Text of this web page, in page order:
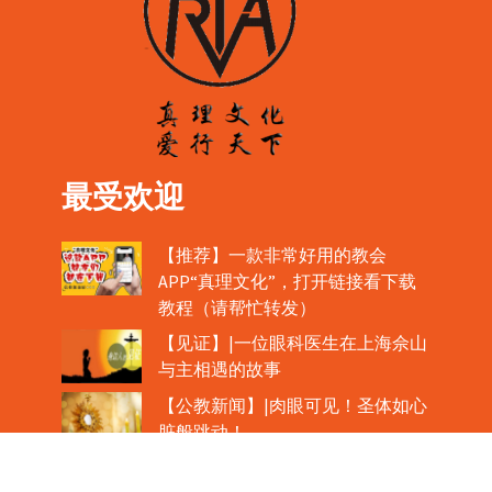
最受欢迎
【推荐】一款非常好用的教会
APP“真理文化”，打开链接看下载
教程（请帮忙转发）
【见证】|一位眼科医生在上海佘山
与主相遇的故事
【公教新闻】|肉眼可见！圣体如心
脏般跳动！